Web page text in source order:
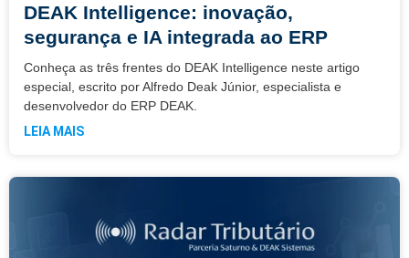
DEAK Intelligence: inovação,
segurança e IA integrada ao ERP
Conheça as três frentes do DEAK Intelligence neste artigo
especial, escrito por Alfredo Deak Júnior, especialista e
desenvolvedor do ERP DEAK.
LEIA MAIS